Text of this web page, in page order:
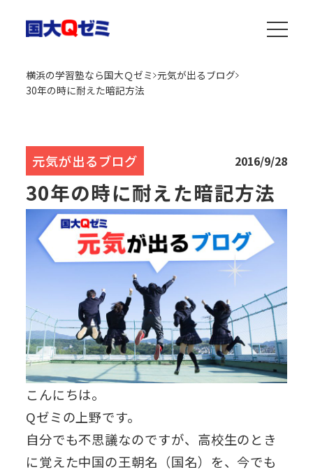
横浜の学習塾なら国大Ｑゼミ 元気が出るブログ
30年の時に耐えた暗記方法
元気が出るブログ 2016/9/28
30年の時に耐えた暗記方法
こんにちは。
Qゼミの上野です。
自分でも不思議なのですが、高校生のとき
に覚えた中国の王朝名（国名）を、今でも